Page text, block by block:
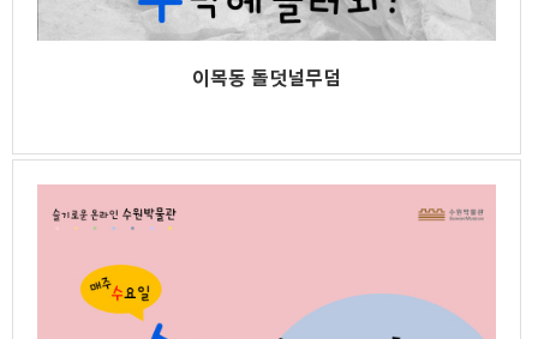
이목동 돌덧널무덤